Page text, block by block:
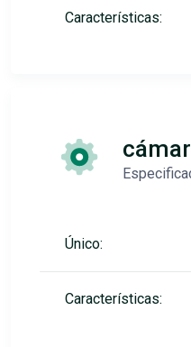
Características:
Único:
Características: